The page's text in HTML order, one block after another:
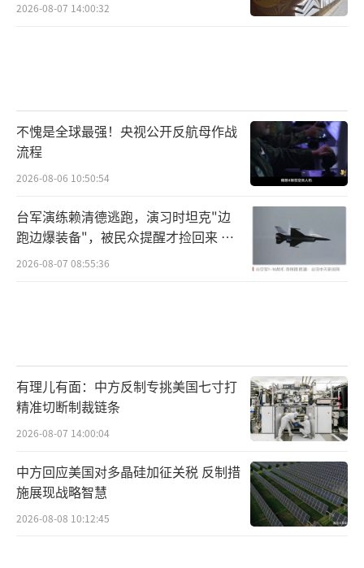
2026-08-07 14:00:32
不愧是全球最强！央视公开反航母作战
流程
2026-08-06 10:50:54
台军演练赖清德逃跑，演习时坦克"边
跑边爆装备"，被民众提醒才捡回来 演
习状况频出引发关注
2026-08-07 08:55:36
有理儿有面：中方反制专挑美国七寸打
精准切断制裁链条
2026-08-07 14:00:04
中方回应美国对多晶硅加征关税 反制措
施展现战略智慧
2026-08-08 10:12:45